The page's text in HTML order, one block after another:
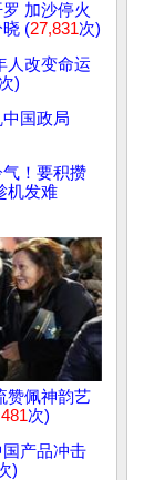
加沙停火
晓 (27,831次)
人改变命运
次)
国政局
！要积攒
机发难
赞佩神韵艺
次)
产品冲击
)